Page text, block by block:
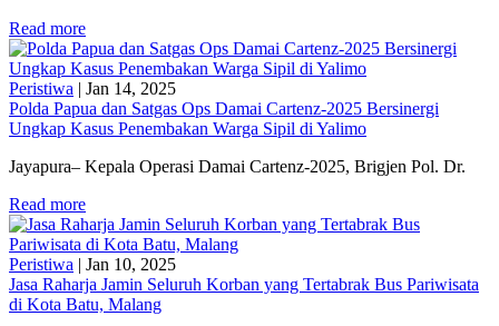
Read more
Peristiwa | Jan 14, 2025
Polda Papua dan Satgas Ops Damai Cartenz-2025 Bersinergi
Ungkap Kasus Penembakan Warga Sipil di Yalimo
Jayapura– Kepala Operasi Damai Cartenz-2025, Brigjen Pol. Dr.
Read more
Peristiwa | Jan 10, 2025
Jasa Raharja Jamin Seluruh Korban yang Tertabrak Bus Pariwisata
di Kota Batu, Malang